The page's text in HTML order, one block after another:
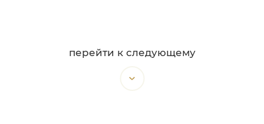
перейти к следующему